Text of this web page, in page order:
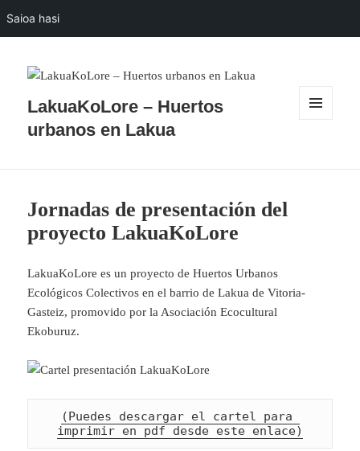
Saioa hasi
LakuaKoLore – Huertos
urbanos en Lakua
Jornadas de presentación del
proyecto LakuaKoLore
LakuaKoLore es un proyecto de Huertos Urbanos
Ecológicos Colectivos en el barrio de Lakua de Vitoria-
Gasteiz, promovido por la Asociación Ecocultural
Ekoburuz.
(Puedes descargar el cartel para
imprimir en pdf desde este enlace)